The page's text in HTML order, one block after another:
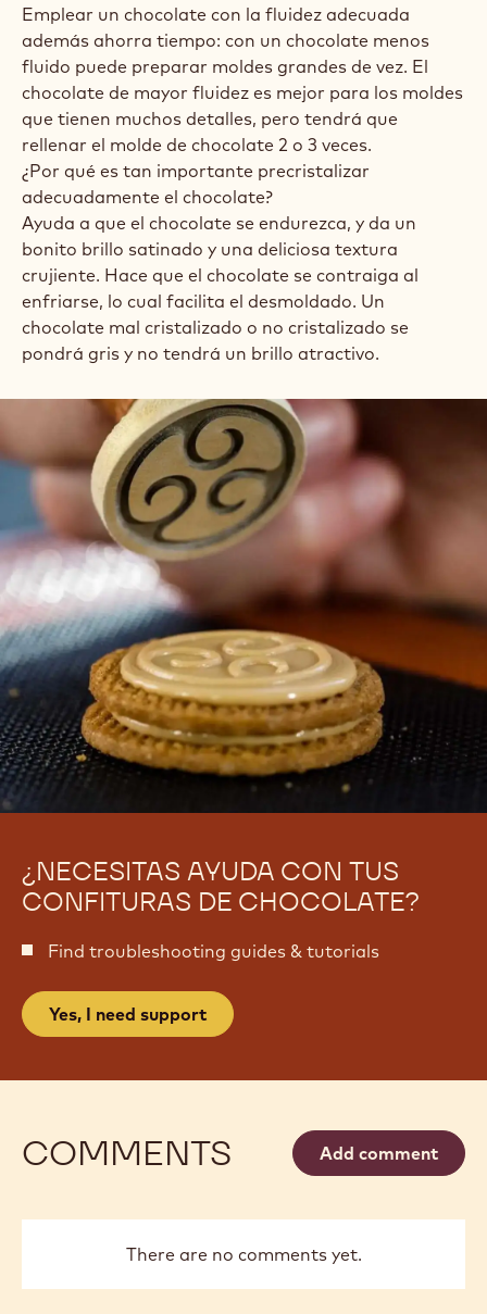
Emplear un chocolate con la fluidez adecuada
además ahorra tiempo: con un chocolate menos
fluido puede preparar moldes grandes de vez. El
chocolate de mayor fluidez es mejor para los moldes
que tienen muchos detalles, pero tendrá que
rellenar el molde de chocolate 2 o 3 veces.
¿Por qué es tan importante precristalizar
adecuadamente el chocolate?
Ayuda a que el chocolate se endurezca, y da un
bonito brillo satinado y una deliciosa textura
crujiente. Hace que el chocolate se contraiga al
enfriarse, lo cual facilita el desmoldado. Un
chocolate mal cristalizado o no cristalizado se
pondrá gris y no tendrá un brillo atractivo.
¿NECESITAS AYUDA CON TUS
CONFITURAS DE CHOCOLATE?
Find troubleshooting guides & tutorials
Yes, I need support
COMMENTS Add comment
There are no comments yet.